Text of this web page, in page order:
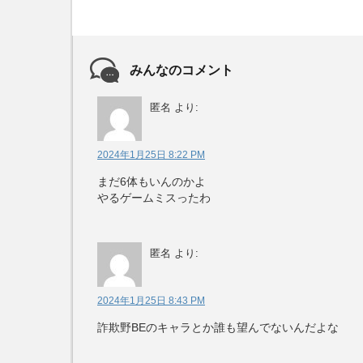
みんなのコメント
匿名 より:
2024年1月25日 8:22 PM
まだ6体もいんのかよ
やるゲームミスったわ
匿名 より:
2024年1月25日 8:43 PM
詐欺野BEのキャラとか誰も望んでないんだよな